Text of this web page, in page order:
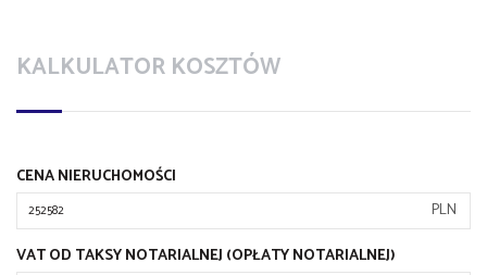
KALKULATOR KOSZTÓW
CENA NIERUCHOMOŚCI
PLN
VAT OD TAKSY NOTARIALNEJ (OPŁATY NOTARIALNEJ)